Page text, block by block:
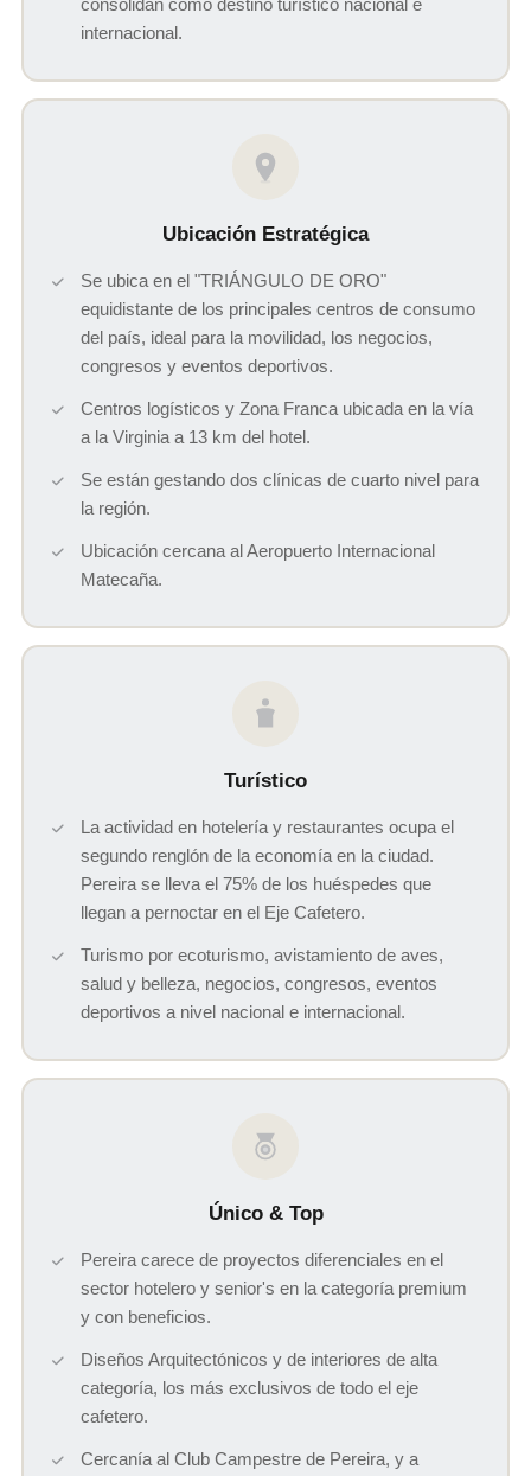
consolidan como destino turístico nacional e
internacional.
Ubicación Estratégica
Se ubica en el "TRIÁNGULO DE ORO"
equidistante de los principales centros de consumo
del país, ideal para la movilidad, los negocios,
congresos y eventos deportivos.
Centros logísticos y Zona Franca ubicada en la vía
a la Virginia a 13 km del hotel.
Se están gestando dos clínicas de cuarto nivel para
la región.
Ubicación cercana al Aeropuerto Internacional
Matecaña.
Turístico
La actividad en hotelería y restaurantes ocupa el
segundo renglón de la economía en la ciudad.
Pereira se lleva el 75% de los huéspedes que
llegan a pernoctar en el Eje Cafetero.
Turismo por ecoturismo, avistamiento de aves,
salud y belleza, negocios, congresos, eventos
deportivos a nivel nacional e internacional.
Único & Top
Pereira carece de proyectos diferenciales en el
sector hotelero y senior's en la categoría premium
y con beneficios.
Diseños Arquitectónicos y de interiores de alta
categoría, los más exclusivos de todo el eje
cafetero.
Cercanía al Club Campestre de Pereira, y a